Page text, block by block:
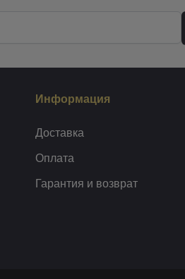
Информация
Доставка
Оплата
Гарантия и возврат